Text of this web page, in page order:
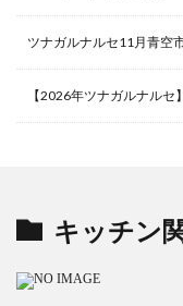
ツナガルナルセ11月青空
【2026年ツナガルナル
キッチン